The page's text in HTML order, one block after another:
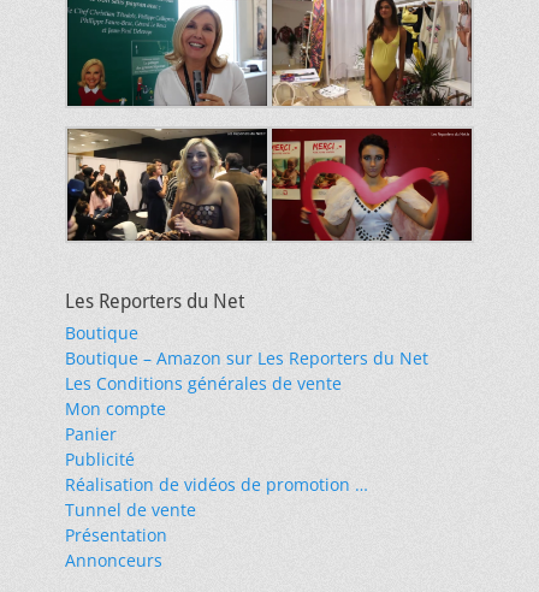
Les Reporters du Net
Boutique
Boutique – Amazon sur Les Reporters du Net
Les Conditions générales de vente
Mon compte
Panier
Publicité
Réalisation de vidéos de promotion …
Tunnel de vente
Présentation
Annonceurs